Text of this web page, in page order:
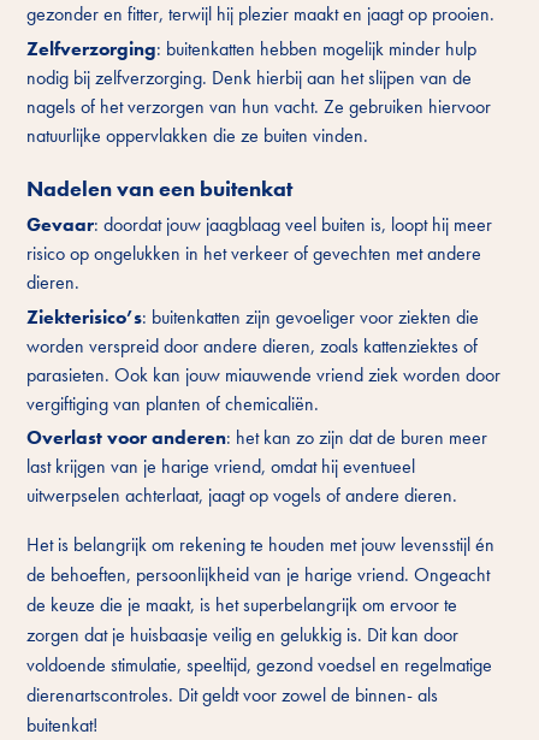
gezonder en fitter, terwijl hij plezier maakt en jaagt op prooien.
Zelfverzorging: buitenkatten hebben mogelijk minder hulp
nodig bij zelfverzorging. Denk hierbij aan het slijpen van de
nagels of het verzorgen van hun vacht. Ze gebruiken hiervoor
natuurlijke oppervlakken die ze buiten vinden.
Nadelen van een buitenkat
Gevaar: doordat jouw jaagblaag veel buiten is, loopt hij meer
risico op ongelukken in het verkeer of gevechten met andere
dieren.
Ziekterisico’s: buitenkatten zijn gevoeliger voor ziekten die
worden verspreid door andere dieren, zoals kattenziektes of
parasieten. Ook kan jouw miauwende vriend ziek worden door
vergiftiging van planten of chemicaliën.
Overlast voor anderen: het kan zo zijn dat de buren meer
last krijgen van je harige vriend, omdat hij eventueel
uitwerpselen achterlaat, jaagt op vogels of andere dieren.
Het is belangrijk om rekening te houden met jouw levensstijl én
de behoeften, persoonlijkheid van je harige vriend. Ongeacht
de keuze die je maakt, is het superbelangrijk om ervoor te
zorgen dat je huisbaasje veilig en gelukkig is. Dit kan door
voldoende stimulatie, speeltijd, gezond voedsel en regelmatige
dierenartscontroles. Dit geldt voor zowel de binnen- als
buitenkat!